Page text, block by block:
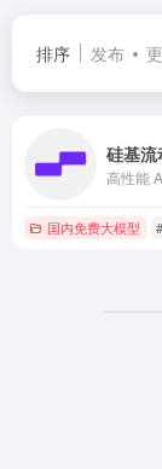
排序 发布
硅基
高性能
国内免费大模型